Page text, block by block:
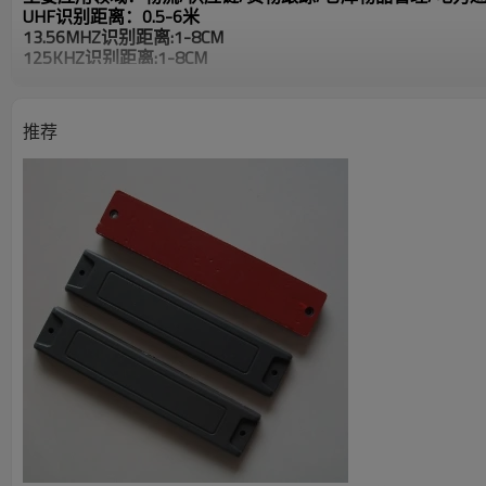
UHF识别距离：0.5-6米
13.56MHZ识别距离:1-8CM
125KHZ识别距离:1-8CM
推荐